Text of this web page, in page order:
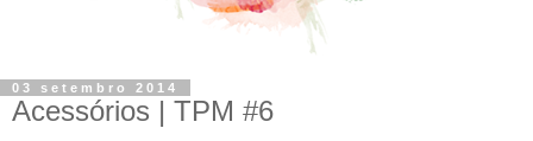
03 setembro 2014
Acessórios | TPM #6